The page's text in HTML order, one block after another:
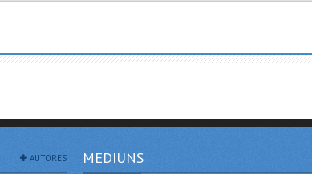
AUTORES MEDIUNS